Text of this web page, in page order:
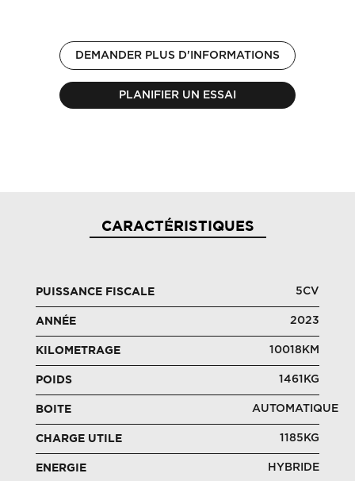
DEMANDER PLUS D'INFORMATIONS
PLANIFIER UN ESSAI
CARACTÉRISTIQUES
PUISSANCE FISCALE 5CV
ANNÉE 2023
KILOMETRAGE 10018KM
POIDS 1461KG
BOITE AUTOMATIQUE
CHARGE UTILE 1185KG
ENERGIE HYBRIDE